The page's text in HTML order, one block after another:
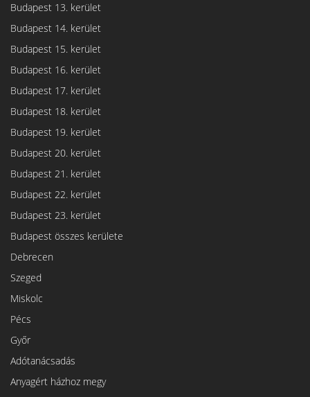
Budapest 13. kerület
Budapest 14. kerület
Budapest 15. kerület
Budapest 16. kerület
Budapest 17. kerület
Budapest 18. kerület
Budapest 19. kerület
Budapest 20. kerület
Budapest 21. kerület
Budapest 22. kerület
Budapest 23. kerület
Budapest összes kerülete
Debrecen
Szeged
Miskolc
Pécs
Győr
Adótanácsadás
Anyagért házhoz megy